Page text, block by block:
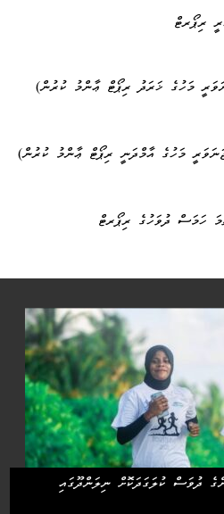
ދުވަސް ކުލަގަދަކޮށް ނިލަންދޫގައި